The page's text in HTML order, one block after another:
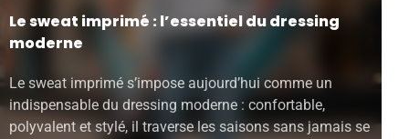
Le sweat imprimé : l’essentiel du dressing
moderne
Le sweat imprimé s’impose aujourd’hui comme un
indispensable du dressing moderne : confortable,
polyvalent et stylé, il traverse les saisons sans jamais se